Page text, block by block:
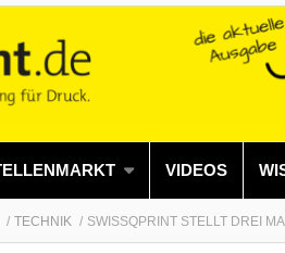
VIDEOS
TECHNIK SWISSQPRINT STELLT DREI